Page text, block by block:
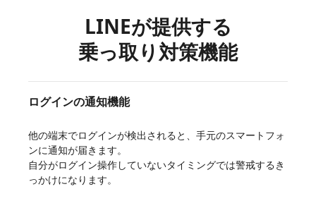
LINEが提供する
乗っ取り対策機能
ログインの通知機能
他の端末でログインが検出されると、手元のスマートフォ
ンに通知が届きます。
自分がログイン操作していないタイミングでは警戒するき
っかけになります。